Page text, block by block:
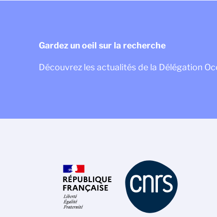
Gardez un oeil sur la recherche
Découvrez les actualités de la Délégation